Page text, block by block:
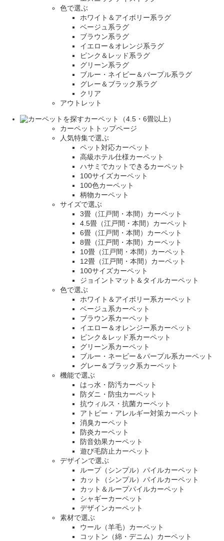
色で選ぶ
ホワイト＆アイボリー系ラグ
ベージュ系ラグ
ブラウン系ラグ
イエロー＆オレンジ系ラグ
ピンク＆レッド系ラグ
グリーン系ラグ
ブルー・ネイビー＆パープル系ラグ
グレー＆ブラック系ラグ
クリア
アウトレット
カーペット（4.5・6畳以上）
カーペットトップページ
人気特集で選ぶ
ペット対応カーペット
高級ホテル仕様カーペット
ハサミでカットできるカーペット
100サイズカーペット
100色カーペット
柄物カーペット
サイズで選ぶ
3畳（江戸間・本間）カーペット
4.5畳（江戸間・本間）カーペット
6畳（江戸間・本間）カーペット
8畳（江戸間・本間）カーペット
10畳（江戸間・本間）カーペット
12畳（江戸間・本間）カーペット
100サイズカーペット
ジョイントマット＆タイルカーペット
色で選ぶ
ホワイト＆アイボリー系カーペット
ベージュ系カーペット
ブラウン系カーペット
イエロー＆オレンジー系カーペット
ピンク＆レッド系カーペット
グリーン系カーペット
ブルー・ネービー＆パープル系カーペット
グレー＆ブラック系カーペット
機能で選ぶ
はっ水・防汚カーペット
防ダニ・防虫カーペット
抗ウィルス・抗菌カーペット
アトピー・アレルギー対策カーペット
消臭カーペット
防炎カーペット
防音効果カーペット
遊び毛防止カーペット
デザインで選ぶ
ループ（シンプル）パイルカーペット
カット（シンプル）パイルカーペット
カット＆ループパイルカーペット
シャギーカーペット
デザインカーペット
素材で選ぶ
ウール（羊毛）カーペット
コットン（綿・デニム）カーペット